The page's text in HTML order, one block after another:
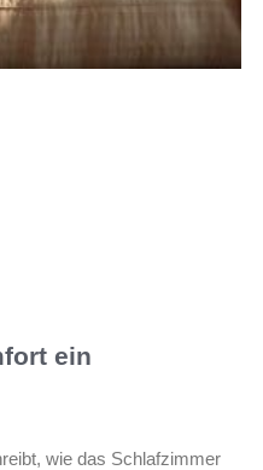
ein
wie das Schlafzimmer